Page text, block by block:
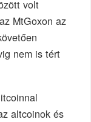
volt
MtGoxon az
nem is tért
altcoinok és